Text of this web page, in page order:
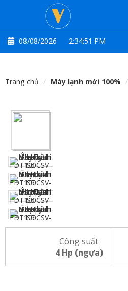
08/08/2026 2:34:52 PM
Trang chủ Máy lạnh mới 100%
Công suất
4 Hp (ngựa)